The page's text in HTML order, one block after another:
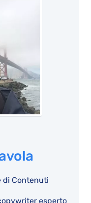
di Contenuti
esperto